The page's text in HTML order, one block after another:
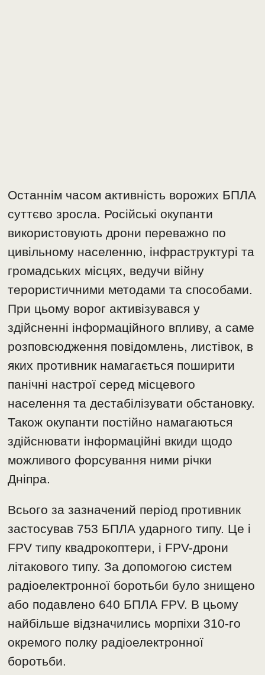
Останнім часом активність ворожих БПЛА
суттєво зросла. Російські окупанти
використовують дрони переважно по
цивільному населенню, інфраструктурі та
громадських місцях, ведучи війну
терористичними методами та способами.
При цьому ворог активізувався у
здійсненні інформаційного впливу, а саме
розповсюдження повідомлень, листівок, в
яких противник намагається поширити
панічні настрої серед місцевого
населення та дестабілізувати обстановку.
Також окупанти постійно намагаються
здійснювати інформаційні вкиди щодо
можливого форсування ними річки
Дніпра.
Всього за зазначений період противник
застосував 753 БПЛА ударного типу. Це і
FPV типу квадрокоптери, і FPV-дрони
літакового типу. За допомогою систем
радіоелектронної боротьби було знищено
або подавлено 640 БПЛА FPV. В цьому
найбільше відзначились морпіхи 310-го
окремого полку радіоелектронної
боротьби.